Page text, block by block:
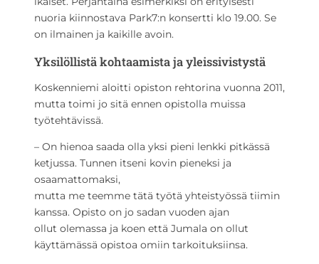
nuoria kiinnostava Park7:n konsertti klo 19.00. Se
on ilmainen ja kaikille avoin.
Yksilöllistä kohtaamista ja yleissivistystä
Koskenniemi aloitti opiston rehtorina vuonna 2011,
mutta toimi jo sitä ennen opistolla muissa
työtehtävissä.
– On hienoa saada olla yksi pieni lenkki pitkässä
ketjussa. Tunnen itseni kovin pieneksi ja
osaamattomaksi,
mutta me teemme tätä työtä yhteistyössä tiimin
kanssa. Opisto on jo sadan vuoden ajan
ollut olemassa ja koen että Jumala on ollut
käyttämässä opistoa omiin tarkoituksiinsa.